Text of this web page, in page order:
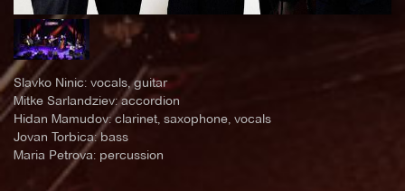
Slavko Ninic: vocals, guitar
Mitke Sarlandziev: accordion
Hidan Mamudov: clarinet, saxophone, vocals
Jovan Torbica: bass
Maria Petrova: percussion